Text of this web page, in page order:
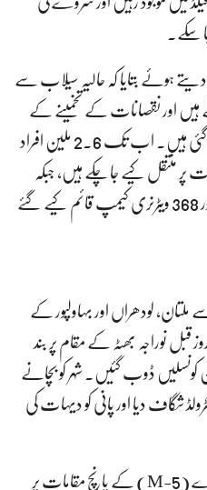
سکے۔
ہوئے بتایا کہ حالیہ سیلاب سے
ہیں اور نقصانات کے تخمینے کے
لیے 2,000 ٹیمیں تشکیل دے دی گئی ہیں۔ اب تک 2.6 ملین افراد
پر منتقل کیے جا چکے ہیں، جبکہ
337 ریلیف کیمپ، 429 میڈیکل اور 368 ویٹرنری کیمپ قائم کیے گئے
ملتان، لودھراں اور بہاولپور کے
قبل نوراجہ بھٹہ کے مقام پر بند
کونسلیں ڈوب گئیں۔ شہر کو بچانے
شگاف دیا اور پانی کو دیہات کی
سیلابی ریلے سے ملتان-سکھر موٹر وے (M-5) کے پانچ مقامات پر